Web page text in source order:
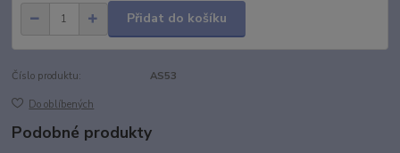
Přidat do košíku
Číslo produktu: AS53
Do oblíbených
Podobné produkty